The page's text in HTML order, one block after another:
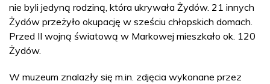
nie byli jedyną rodziną, która ukrywała Żydów. 21 innych
Żydów przeżyło okupację w sześciu chłopskich domach.
Przed II wojną światową w Markowej mieszkało ok. 120
Żydów.
W muzeum znalazły się m.in. zdjęcia wykonane przez